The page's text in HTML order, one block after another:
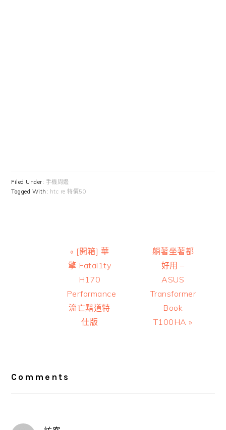
Filed Under: 手機周邊
Tagged With: htc re 特價50
Previous
Post:
« [開箱] 華
擎 Fatal1ty
H170
Performance
流亡黯道特
仕版
Next
Post:
躺著坐著都
好用 –
ASUS
Transformer
Book
T100HA »
Comments